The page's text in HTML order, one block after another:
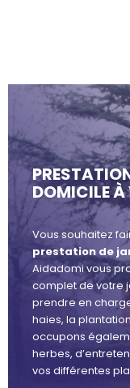
DOMICILE À
Vous souhaitez
prestation de
Aidadomi vous
complet de votre
prendre en
haies, la
occupons
herbes,
vos différentes